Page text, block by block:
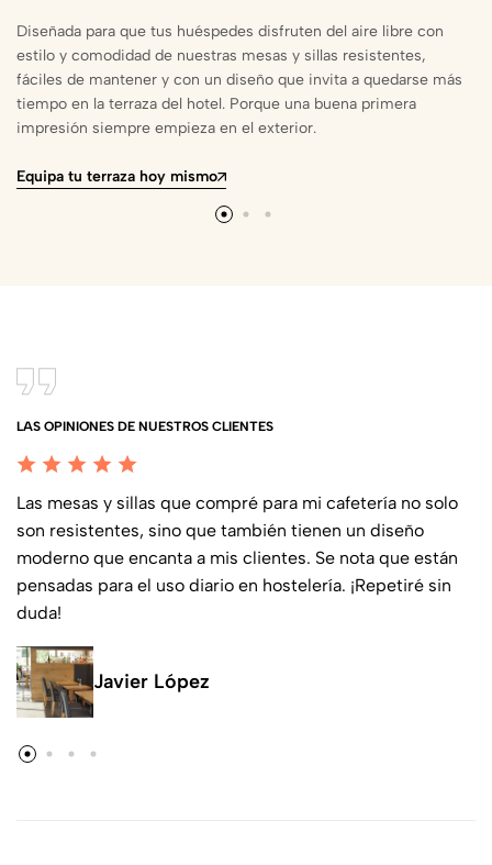
Diseñada para que tus huéspedes disfruten del aire libre con
estilo y comodidad de nuestras mesas y sillas resistentes,
fáciles de mantener y con un diseño que invita a quedarse más
tiempo en la terraza del hotel. Porque una buena primera
impresión siempre empieza en el exterior.
Equipa tu terraza hoy mismo
LAS OPINIONES DE NUESTROS CLIENTES
Las mesas y sillas que compré para mi cafetería no solo
son resistentes, sino que también tienen un diseño
moderno que encanta a mis clientes. Se nota que están
pensadas para el uso diario en hostelería. ¡Repetiré sin
duda!
Javier López